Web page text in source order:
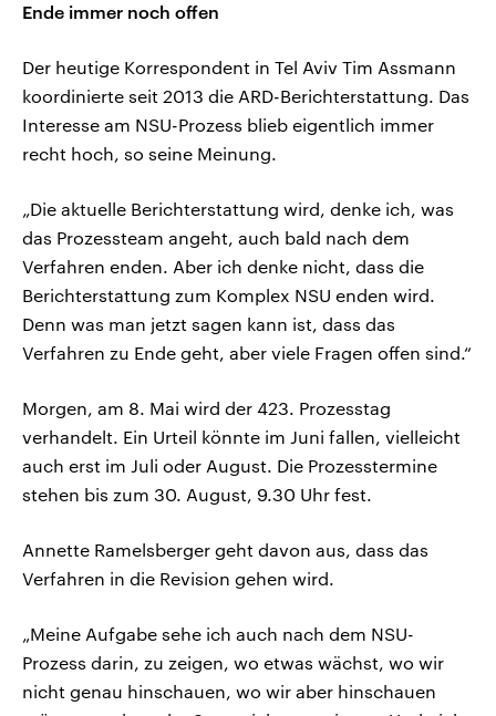
Ende immer noch offen
Der heutige Korrespondent in Tel Aviv Tim Assmann
koordinierte seit 2013 die ARD-Berichterstattung. Das
Interesse am NSU-Prozess blieb eigentlich immer
recht hoch, so seine Meinung.
„Die aktuelle Berichterstattung wird, denke ich, was
das Prozessteam angeht, auch bald nach dem
Verfahren enden. Aber ich denke nicht, dass die
Berichterstattung zum Komplex NSU enden wird.
Denn was man jetzt sagen kann ist, dass das
Verfahren zu Ende geht, aber viele Fragen offen sind.“
Morgen, am 8. Mai wird der 423. Prozesstag
verhandelt. Ein Urteil könnte im Juni fallen, vielleicht
auch erst im Juli oder August. Die Prozesstermine
stehen bis zum 30. August, 9.30 Uhr fest.
Annette Ramelsberger geht davon aus, dass das
Verfahren in die Revision gehen wird.
„Meine Aufgabe sehe ich auch nach dem NSU-
Prozess darin, zu zeigen, wo etwas wächst, wo wir
nicht genau hinschauen, wo wir aber hinschauen